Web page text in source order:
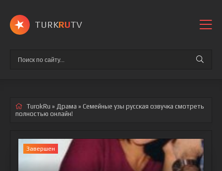
TURKRUTV
TurokRu » Драма » Семейные узы русская озвучка смотреть
полностью онлайн!
Завершен